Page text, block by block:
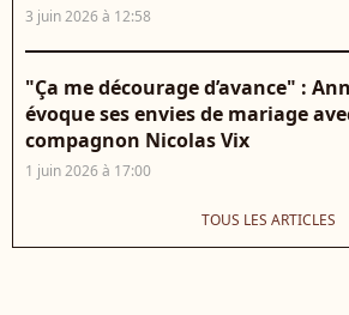
3 juin 2026 à 12:58
"Ça me décourage d’avance" :
évoque ses envies de mariage
compagnon Nicolas Vix
1 juin 2026 à 17:00
TOUS LES ARTICLES